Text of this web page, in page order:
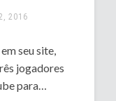
2016
seu site,
jogadores
para…